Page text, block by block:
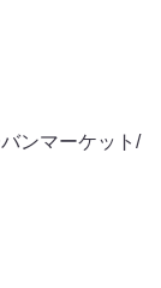
ンマーケット/